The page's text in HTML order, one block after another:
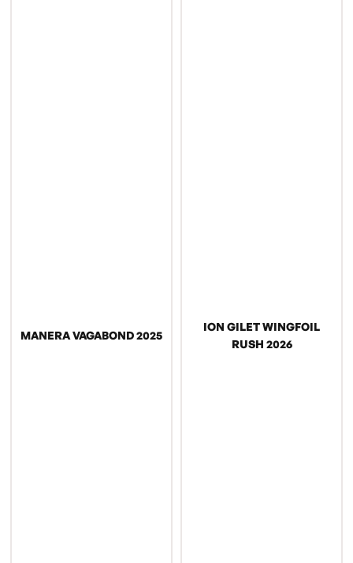
MANERA VAGABOND 2025
ION GILET WINGFOIL
RUSH 2026